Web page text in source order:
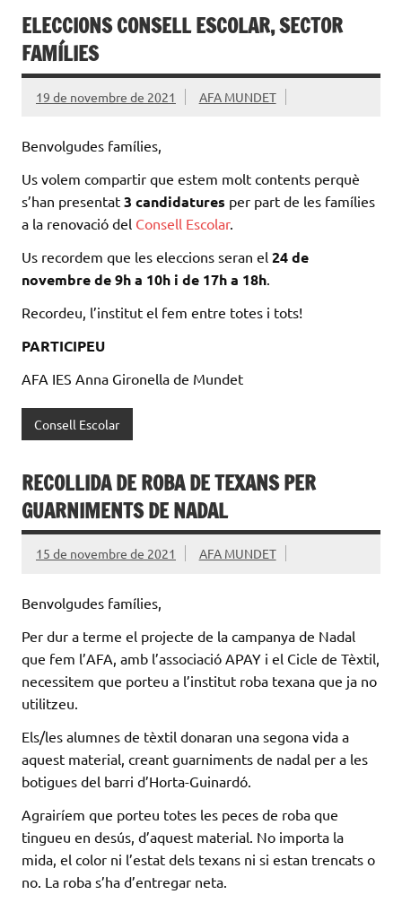
ELECCIONS CONSELL ESCOLAR, SECTOR
FAMÍLIES
19 de novembre de 2021 AFA MUNDET
Benvolgudes famílies,
Us volem compartir que estem molt contents perquè
s’han presentat 3 candidatures per part de les famílies
a la renovació del Consell Escolar.
Us recordem que les eleccions seran el 24 de
novembre de 9h a 10h i de 17h a 18h.
Recordeu, l’institut el fem entre totes i tots!
PARTICIPEU
AFA IES Anna Gironella de Mundet
Consell Escolar
RECOLLIDA DE ROBA DE TEXANS PER
GUARNIMENTS DE NADAL
15 de novembre de 2021 AFA MUNDET
Benvolgudes famílies,
Per dur a terme el projecte de la campanya de Nadal
que fem l’AFA, amb l’associació APAY i el Cicle de Tèxtil,
necessitem que porteu a l’institut roba texana que ja no
utilitzeu.
Els/les alumnes de tèxtil donaran una segona vida a
aquest material, creant guarniments de nadal per a les
botigues del barri d’Horta-Guinardó.
Agrairíem que porteu totes les peces de roba que
tingueu en desús, d’aquest material. No importa la
mida, el color ni l’estat dels texans ni si estan trencats o
no. La roba s’ha d’entregar neta.